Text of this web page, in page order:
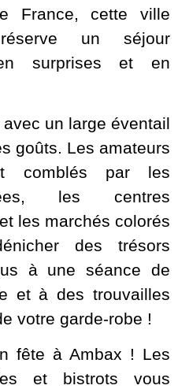
France, cette ville
un séjour
surprises et en
un large éventail
goûts. Les amateurs
comblés par les
les centres
les marchés colorés
des trésors
à une séance de
et à des trouvailles
votre garde-robe !
fête à Ambax ! Les
et bistrots vous